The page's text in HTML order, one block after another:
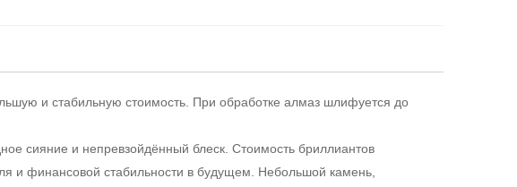
и стабильную стоимость. При обработке алмаз шлифуется до
сияние и непревзойдённый блеск. Стоимость бриллиантов
и финансовой стабильности в будущем. Небольшой камень,